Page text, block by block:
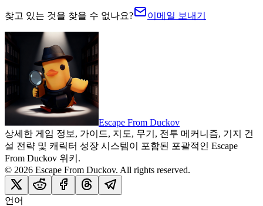
찾고 있는 것을 찾을 수 없나요? 이메일 보내기
Escape From Duckov
상세한 게임 정보, 가이드, 지도, 무기, 전투 메커니즘, 기지 건
설 전략 및 캐릭터 성장 시스템이 포함된 포괄적인 Escape
From Duckov 위키.
© 2026 Escape From Duckov. All rights reserved.
언어